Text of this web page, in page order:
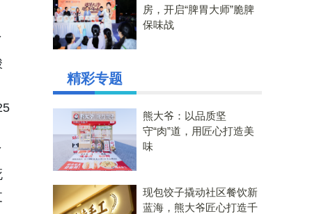
房，开启“脾胃大师”脆脾
保味战
精彩专题
熊大爷：以品质坚
守“肉”道，用匠心打造美
味
现包饺子撬动社区餐饮新
蓝海，熊大爷匠心打造千